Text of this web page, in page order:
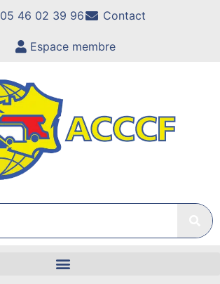
05 46 02 39 96 Contact
Espace membre